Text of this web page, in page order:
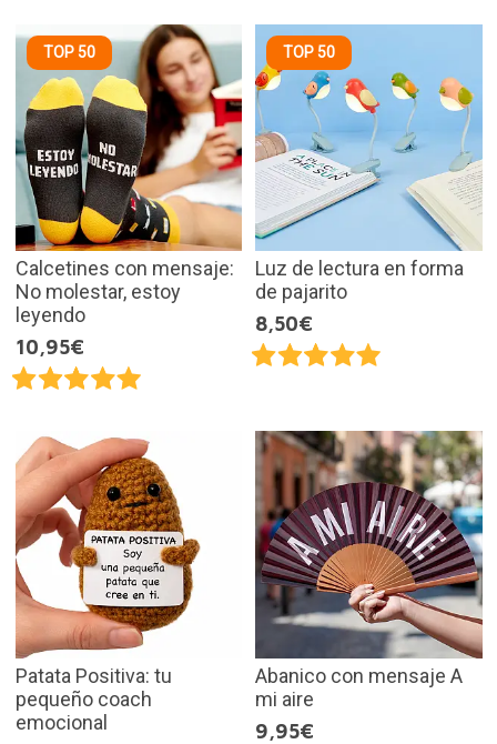
TOP 50
Calcetines con mensaje:
No molestar, estoy
leyendo
10,95€
TOP 50
Luz de lectura en forma
de pajarito
8,50€
Patata Positiva: tu
pequeño coach
emocional
Abanico con mensaje A
mi aire
9,95€